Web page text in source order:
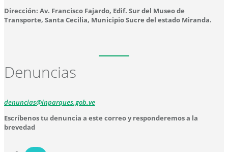
Dirección: Av. Francisco Fajardo, Edif. Sur del Museo de
Transporte, Santa Cecilia, Municipio Sucre del estado Miranda.
Denuncias
denuncias@inparques.gob.ve
Escríbenos tu denuncia a este correo y responderemos a la
brevedad